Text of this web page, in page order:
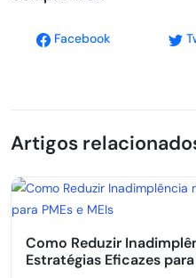
Facebook
Artigos
Como Reduzir
Estratégias Eficazes para